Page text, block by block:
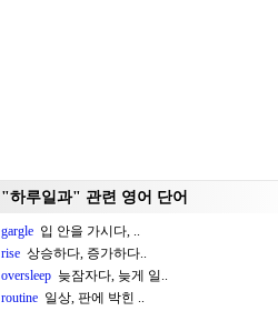
"하루일과" 관련 영어 단어
gargle 입 안을 가시다, ..
rise 상승하다, 증가하다..
oversleep 늦잠자다, 늦게 일..
routine 일상, 판에 박힌 ..